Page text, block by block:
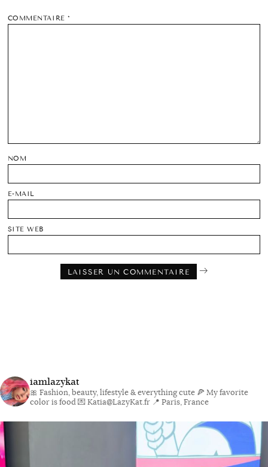
COMMENTAIRE*
NOM
E-MAIL
SITE WEB
iamlazykat
🎀 Fashion, beauty, lifestyle & everything cute 🍕 My favorite
color is food💌 Katia@LazyKat.fr 📍 Paris, France